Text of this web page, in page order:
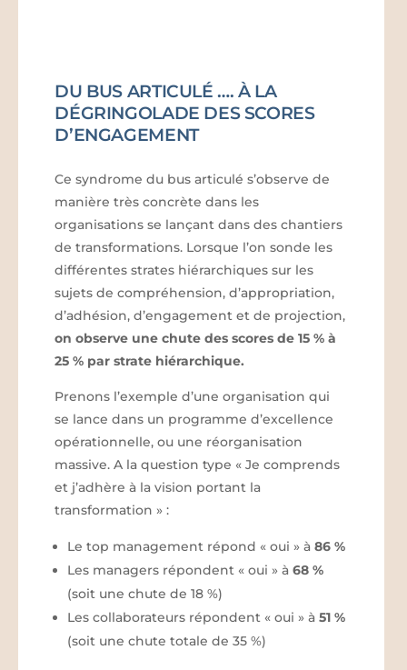
DU BUS ARTICULÉ …. À LA
DÉGRINGOLADE DES SCORES
D’ENGAGEMENT
Ce syndrome du bus articulé s’observe de
manière très concrète dans les
organisations se lançant dans des chantiers
de transformations. Lorsque l’on sonde les
différentes strates hiérarchiques sur les
sujets de compréhension, d’appropriation,
d’adhésion, d’engagement et de projection,
on observe une chute des scores de 15 % à
25 % par strate hiérarchique.
Prenons l’exemple d’une organisation qui
se lance dans un programme d’excellence
opérationnelle, ou une réorganisation
massive. A la question type « Je comprends
et j’adhère à la vision portant la
transformation » :
Le top management répond « oui » à86 %
Les managers répondent « oui » à68 %
(soit une chute de 18 %)
Les collaborateurs répondent « oui » à 51 %
(soit une chute totale de 35 %)